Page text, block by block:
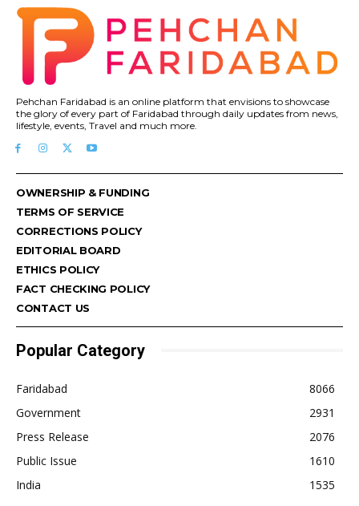
Pehchan Faridabad is an online platform that envisions to showcase
the glory of every part of Faridabad through daily updates from news,
lifestyle, events, Travel and much more.
OWNERSHIP & FUNDING
TERMS OF SERVICE
CORRECTIONS POLICY
EDITORIAL BOARD
ETHICS POLICY
FACT CHECKING POLICY
CONTACT US
Popular Category
Faridabad
8066
Government
2931
Press Release
2076
Public Issue
1610
India
1535